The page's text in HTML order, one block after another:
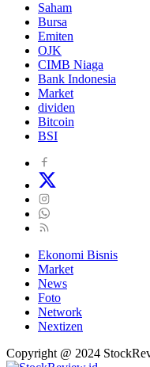
Saham
Bursa
Emiten
OJK
CIMB Niaga
Bank Indonesia
Market
dividen
Bitcoin
BSI
Ekonomi Bisnis
Market
News
Foto
Network
Nextizen
Copyright @ 2024